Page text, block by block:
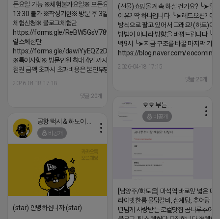
든요일 가능 ※체험불가요일※ 모든요일 12 ~
13:30 불가 ※작성기한※ 방문 후 3일 이내 ※
체험신청※ 블로그체험단
https://forms.gle/ReBW5GsV789ur2Pz6
릴스체험단
https://forms.gle/dawiYyEQZzDdqf8W8
※특이사항※ 방문인원 최대 4인 까지 가능 체
험권 금액 초과시 초과비용은 본인부담입니다.
2026-04-18 17:18
댓글:20개
(선물)쇼핑몰 계속 하실 건가요? ╰➤열
이유? 딱 하나입니다. ╰➤레드오션? 아
방식으로 팔고 있어서 그래요! (하트)이
방법이 아니라 방향을 바꿔드립니다
녁9시 ╰➤지금 구조를 바꿀 마지막 기회
https://blog.naver.com/eocomim/
2026-04-18 17:15
댓글:20개
비공개
[남양주/화도읍] 마석역 바로앞 넓은 매
라이빗한룸 물닭갈비, 삼계탕, 추어탕 맛
년넘게 사랑받는 로컬맛집 곰나루추어
비공개
(star) 안녕하십니까 (star)